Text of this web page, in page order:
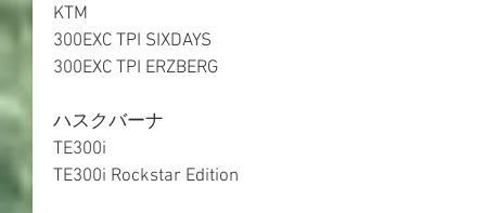
KTM
300EXC TPI SIXDAYS
300EXC TPI ERZBERG
ハスクバーナ
TE300i
TE300i Rockstar Edition